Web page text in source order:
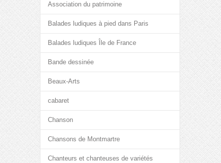
Association du patrimoine
Balades ludiques à pied dans Paris
Balades ludiques Île de France
Bande dessinée
Beaux-Arts
cabaret
Chanson
Chansons de Montmartre
Chanteurs et chanteuses de variétés